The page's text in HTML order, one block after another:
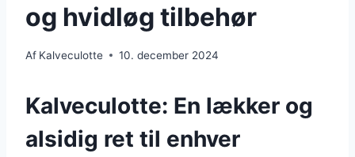
og hvidløg tilbehør
Af Kalveculotte 10. december 2024
Kalveculotte: En lækker og
alsidig ret til enhver